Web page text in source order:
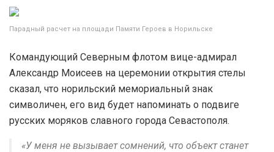
Парадный расчет на площади Памяти Героев в Норильске
Командующий Северным флотом вице-адмирал
Александр Моисеев на церемонии открытия стелы
сказал, что норильский мемориальный знак
символичен, его вид будет напоминать о подвиге
русских моряков славного города Севастополя.
«У меня не вызывает сомнений, что объект станет